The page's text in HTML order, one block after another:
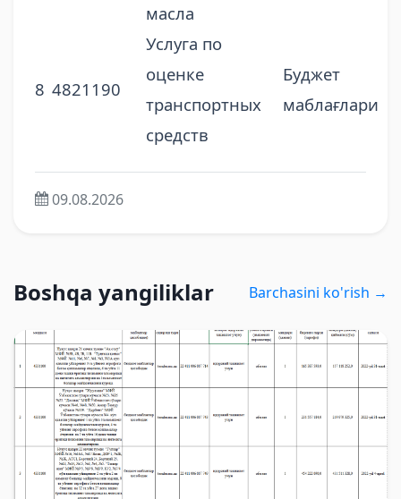
масла
8 4821190
Услуга по
оценке
транспортных
средств
Буджет
маблағлари
09.08.2026
Boshqa yangiliklar Barchasini ko'rish →